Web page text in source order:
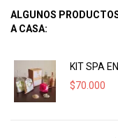
ALGUNOS
A CASA:
KIT SPA
$70.000